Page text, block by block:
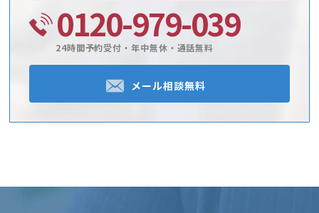
0120-979-039
24時間予約受付・年中無休・通話無料
メール相談無料